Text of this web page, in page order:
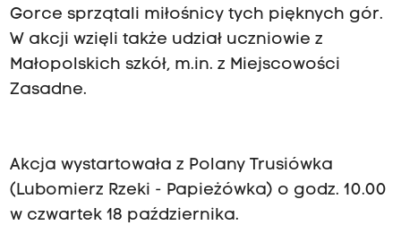
Gorce sprzątali miłośnicy tych pięknych gór.
W akcji wzięli także udział uczniowie z
Małopolskich szkół, m.in. z Miejscowości
Zasadne.
Akcja wystartowała z Polany Trusiówka
(Lubomierz Rzeki - Papieżówka) o godz. 10.00
w czwartek 18 października.